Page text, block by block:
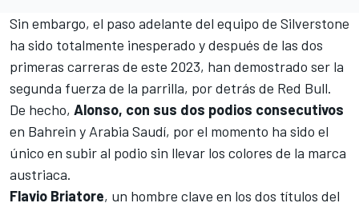
Sin embargo, el paso adelante del equipo de Silverstone
ha sido totalmente inesperado y después de las dos
primeras carreras de este 2023, han demostrado ser la
segunda fuerza de la parrilla, por detrás de Red Bull.
De hecho, Alonso, con sus dos podios consecutivos
en Bahrein y Arabia Saudí, por el momento ha sido el
único en subir al podio sin llevar los colores de la marca
austriaca.
Flavio Briatore, un hombre clave en los dos títulos del